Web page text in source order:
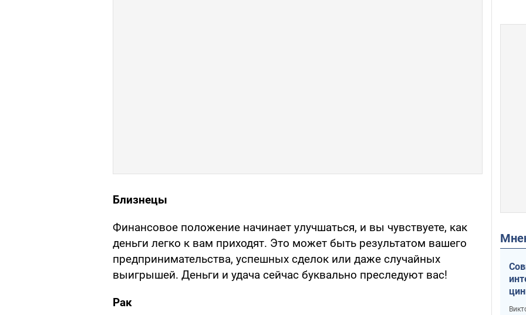
Близнецы
Финансовое положение начинает улучшаться, и вы чувствуете, как
деньги легко к вам приходят. Это может быть результатом вашего
предпринимательства, успешных сделок или даже случайных
выигрышей. Деньги и удача сейчас буквально преследуют вас!
Рак